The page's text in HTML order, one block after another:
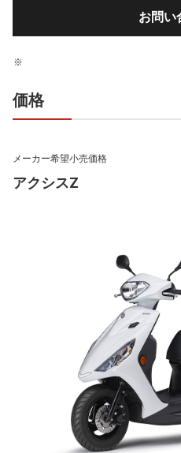
お問い
価格
メーカー希望小売価格
アクシスZ